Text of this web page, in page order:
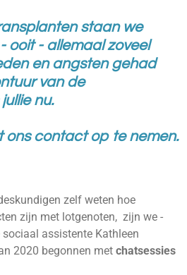
staan we
ooit - allemaal zoveel
en angsten gehad
van de
nu.
ons contact op te nemen.
zelf weten hoe
zijn met lotgenoten, zijn we -
assistente Kathleen
2020 begonnen met chatsessies